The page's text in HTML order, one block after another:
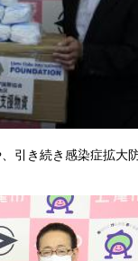
引き続き感染症拡大